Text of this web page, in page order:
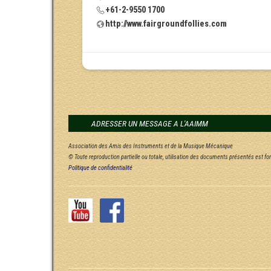
+61-2-9550 1700
http://www.fairgroundfollies.com
ADRESSER UN MESSAGE A L'AAIMM
Association des Amis des Instruments et de la Musique Mécanique
© Toute reproduction partielle ou totale, utilisation des documents présentés est
Politique de confidentialité